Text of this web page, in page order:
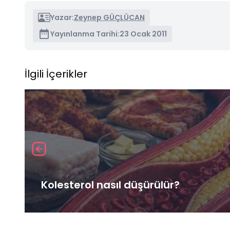
Yazar:Zeynep GÜÇLÜCAN
Yayınlanma Tarihi:23 Ocak 2011
İlgili İçerikler
Kolesterol nasıl düşürülür?